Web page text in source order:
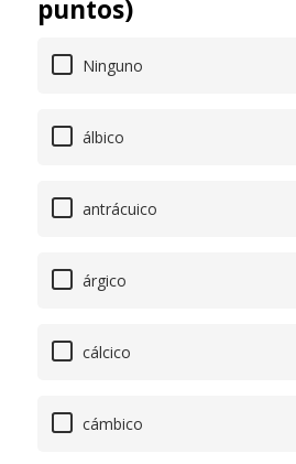
puntos)
Ninguno
álbico
antrácuico
árgico
cálcico
cámbico